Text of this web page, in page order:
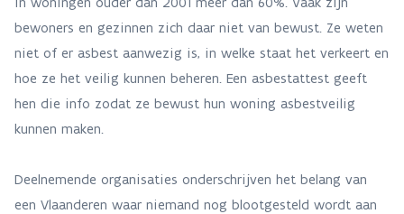
bewoners en gezinnen zich daar niet van bewust. Ze weten
niet of er asbest aanwezig is, in welke staat het verkeert en
hoe ze het veilig kunnen beheren. Een asbestattest geeft
hen die info zodat ze bewust hun woning asbestveilig
kunnen maken.
Deelnemende organisaties onderschrijven het belang van
een Vlaanderen waar niemand nog blootgesteld wordt aan